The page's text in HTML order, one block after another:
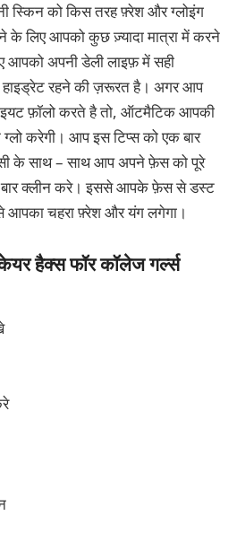
स्किन को किस तरह फ़्रेश और ग्लोइंग
के लिए आपको कुछ ज़्यादा मात्रा में करने
अपनी डेली लाइफ़ में सही
हाइड्रेट रहने की ज़रूरत है। अगर आप
फ़ॉलो करते है तो, ऑटमैटिक आपकी
करेगी। आप इस टिप्स को एक बार
के साथ – साथ आप अपने फ़ेस को पूरे
बार क्लीन करे। इससे आपके फ़ेस से डस्ट
आपका चहरा फ़्रेश और यंग लगेगा।
हैक्स फॉर कॉलेज गर्ल्स